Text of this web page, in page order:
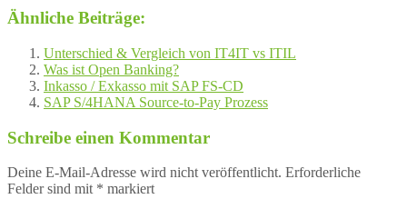
Ähnliche Beiträge:
Unterschied & Vergleich von IT4IT vs ITIL
Was ist Open Banking?
Inkasso / Exkasso mit SAP FS-CD
SAP S/4HANA Source-to-Pay Prozess
Schreibe einen Kommentar
Deine E-Mail-Adresse wird nicht veröffentlicht. Erforderliche
Felder sind mit * markiert